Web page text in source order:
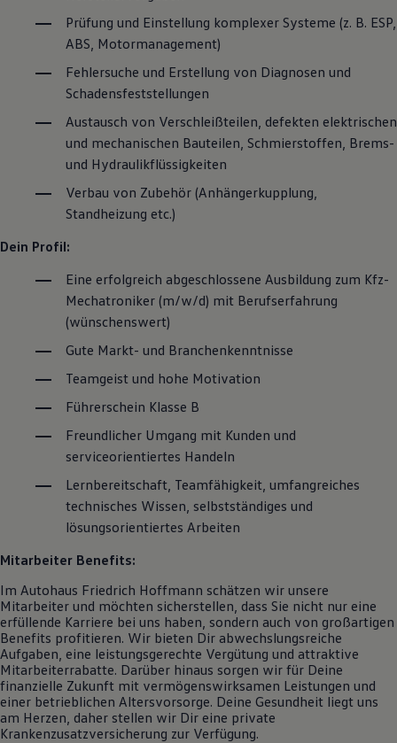
Motorenöl und Flüssigkeiten
Räder und Reifen
Pannen- und Unfallhilfe
Volkswagen Teile
Zubehör
Schutz und Pflege
Transport
Entertainment und Elektronik
Individualisieren
Wallbox und Ladekabel
Digitale Extras
Dienste für Ihr Modell finden
Über Ihr Auto
Vorgängermodelle
Kundeninformationen
Volkswagen Kundenbetreuung
Warn- und Kontrollleuchten
Digitale Betriebsanleitung
Magazin
Lifestyle
Transport
Familie
Elektromobilität
Volkswagen R
Pannen- und Unfallhilfe
Volkswagen Kundenbetreuung
Prüfung und Einstellung komplexer Systeme (z. B. ESP,
ABS, Motormanagement)
Fehlersuche und Erstellung von Diagnosen und
Schadensfeststellungen
Austausch von Verschleißteilen, defekten elektrischen
und mechanischen Bauteilen, Schmierstoffen, Brems-
und Hydraulikflüssigkeiten
Verbau von Zubehör (Anhängerkupplung,
Standheizung etc.)
Dein Profil:
Eine erfolgreich abgeschlossene Ausbildung zum Kfz-
Mechatroniker (m/w/d) mit Berufserfahrung
(wünschenswert)
Gute Markt- und Branchenkenntnisse
Teamgeist und hohe Motivation
Führerschein Klasse B
Freundlicher Umgang mit Kunden und
serviceorientiertes Handeln
Lernbereitschaft, Teamfähigkeit, umfangreiches
technisches Wissen, selbstständiges und
lösungsorientiertes Arbeiten
Mitarbeiter Benefits:
Im Autohaus Friedrich Hoffmann schätzen wir unsere
Mitarbeiter und möchten sicherstellen, dass Sie nicht nur eine
erfüllende Karriere bei uns haben, sondern auch von großartigen
Benefits profitieren. Wir bieten Dir abwechslungsreiche
Aufgaben, eine leistungsgerechte Vergütung und attraktive
Mitarbeiterrabatte. Darüber hinaus sorgen wir für Deine
finanzielle Zukunft mit vermögenswirksamen Leistungen und
einer betrieblichen Altersvorsorge. Deine Gesundheit liegt uns
am Herzen, daher stellen wir Dir eine private
Krankenzusatzversicherung zur Verfügung.